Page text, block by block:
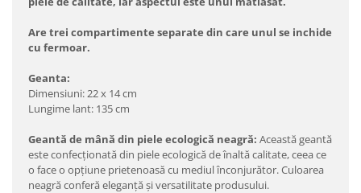
Are trei compartimente separate din care unul se inchide
cu fermoar.
Geanta:
Dimensiuni: 22 x 14 cm
Lungime lant: 135 cm
Geantă de mână din piele ecologică neagră: Această geantă
este confecționată din piele ecologică de înaltă calitate, ceea ce
o face o opțiune prietenoasă cu mediul înconjurător. Culoarea
neagră conferă eleganță și versatilitate produsului.